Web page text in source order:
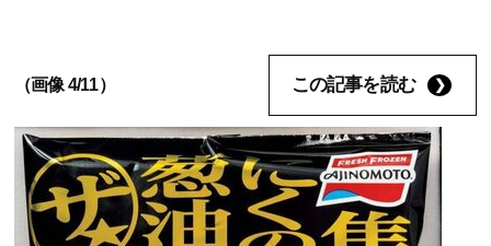
（画像 4/11） この記事を読む